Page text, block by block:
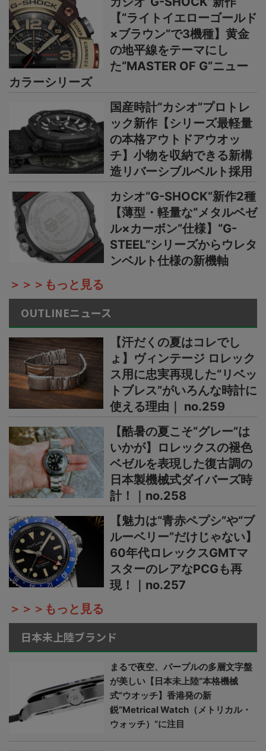
【“ライトイエローゴールド
×ブラウン”で3機種】黄金
の地平線をテーマにし
た“MASTER OF G”ニュー
カラーシリーズ
国産時計“カシオ”プロトレ
ック新作【シリーズ最軽量
の本格アウトドアウオッ
チ】小物を収納できる新構
造リバーシブルベルト採用
カシオ“G-SHOCK”新作2種
【薄型・軽量な“メタルベゼ
ル×カーボン”仕様】“G-
STEEL”シリーズからウレタ
ンベルト仕様の新機軸
＞＞＞もっと見る
OUTLINEニュース
【汗だくの夏はコレでし
ょ】ヴィンテージ ロレック
ス用に忠実再現した“リベッ
トブレス”がいろんな時計に
使える理由｜ no.259
【酷暑の夏こそ“グレー”は
いかが】ロレックスの褪色
ベゼルを表現した復古調の
日本製機械式ダイバーズ時
計！｜no.258
【魅力は“青赤ペプシ”や“ブ
ルーベリー”だけじゃない】
60年代ロレックスGMTマ
スターのレアなPCGも再
現！｜no.257
＞＞＞もっと見る
日本未上陸ブランド
まるで夜空、パープルの多層文字盤
が美しい【日本未上陸“本格機械
式”ウオッチ】香港発の新
鋭“Metrical Watch（メトリカル・
ウォッチ）”に注目